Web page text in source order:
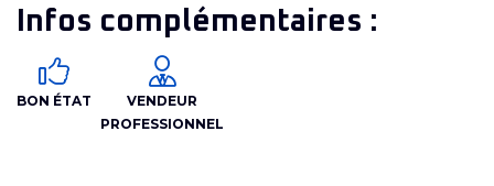
Infos complémentaires :
BON ÉTAT
VENDEUR
PROFESSIONNEL